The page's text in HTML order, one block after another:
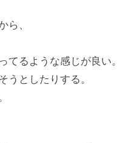
ら、
てるような感じが良い。
うとしたりする。